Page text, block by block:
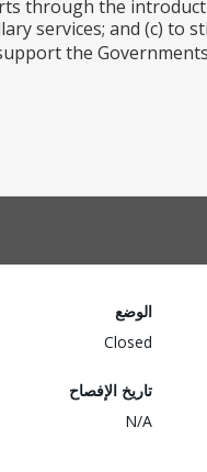
through the
services; and (c) to
the
الوضع
Closed
تاريخ الإفصاح
N/A